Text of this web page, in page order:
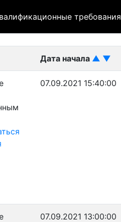
требования
Дата начала ▲ ▼
07.09.2021 15:40:00
07.09.2021 13:00:00